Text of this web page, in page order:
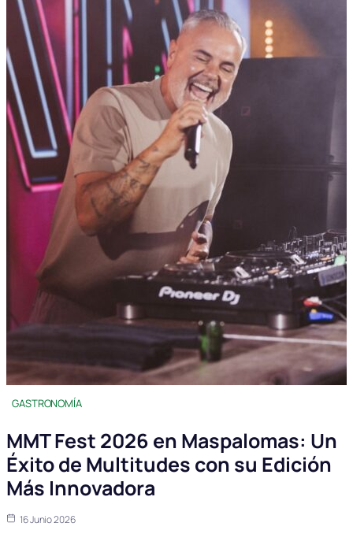
GASTRONOMÍA
MMT Fest 2026 en Maspalomas: Un
Éxito de Multitudes con su Edición
Más Innovadora
16 Junio 2026